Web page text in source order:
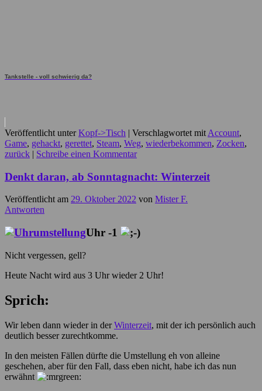
Tankstelle - voll schwierig da?
Veröffentlicht unter Kopf->Tisch | Verschlagwortet mit Account,
Game, gehackt, gerettet, Steam, Weg, wiederbekommen, Zocken,
zurück | Schreibe einen Kommentar
Denkt daran, ab Sonntagnacht: Winterzeit
Veröffentlicht am 29. Oktober 2022 von Mister F.
Antworten
Uhr -1
Nicht vergessen, gell?
Heute Nacht wird aus 3 Uhr wieder 2 Uhr!
Sprich:
Wir leben dann wieder in derWinterzeit, mit der ich persönlich auch
deutlich besser zurechtkomme.
In den meisten Fällen dürfte die Umstellung eh von alleine
geschehen, aber für den Fall, dass eben nicht, habe ich das nun
erwähnt